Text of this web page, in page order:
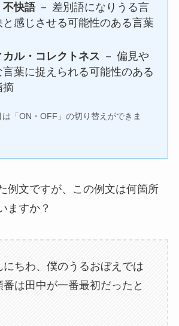
不快語－ 差別語になりうる言
と感じさせる可能性のある言葉
ル・コレクトネス － 偏見や
葉に捉えられる可能性のある
摘
「ON・OFF」の切り替えができま
例文ですが、この例文は何箇所
ますか？
にちわ、僕のうるおぼえでは
は田中が一番最初だったと